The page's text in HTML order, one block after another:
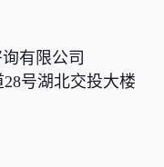
有限公司
号湖北交投大楼